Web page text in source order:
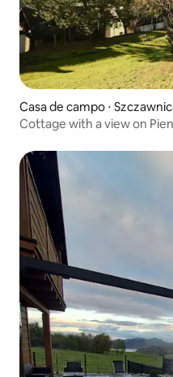
Casa de campo ⋅
Cottage with a view on